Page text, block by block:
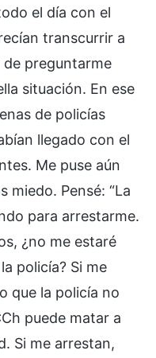
el día con el
transcurrir a
preguntarme
situación. En ese
de policías
llegado con el
Me puse aún
miedo. Pensé: “La
para arrestarme.
¿no me estaré
policía? Si me
que la policía no
puede matar a
Si me arrestan,